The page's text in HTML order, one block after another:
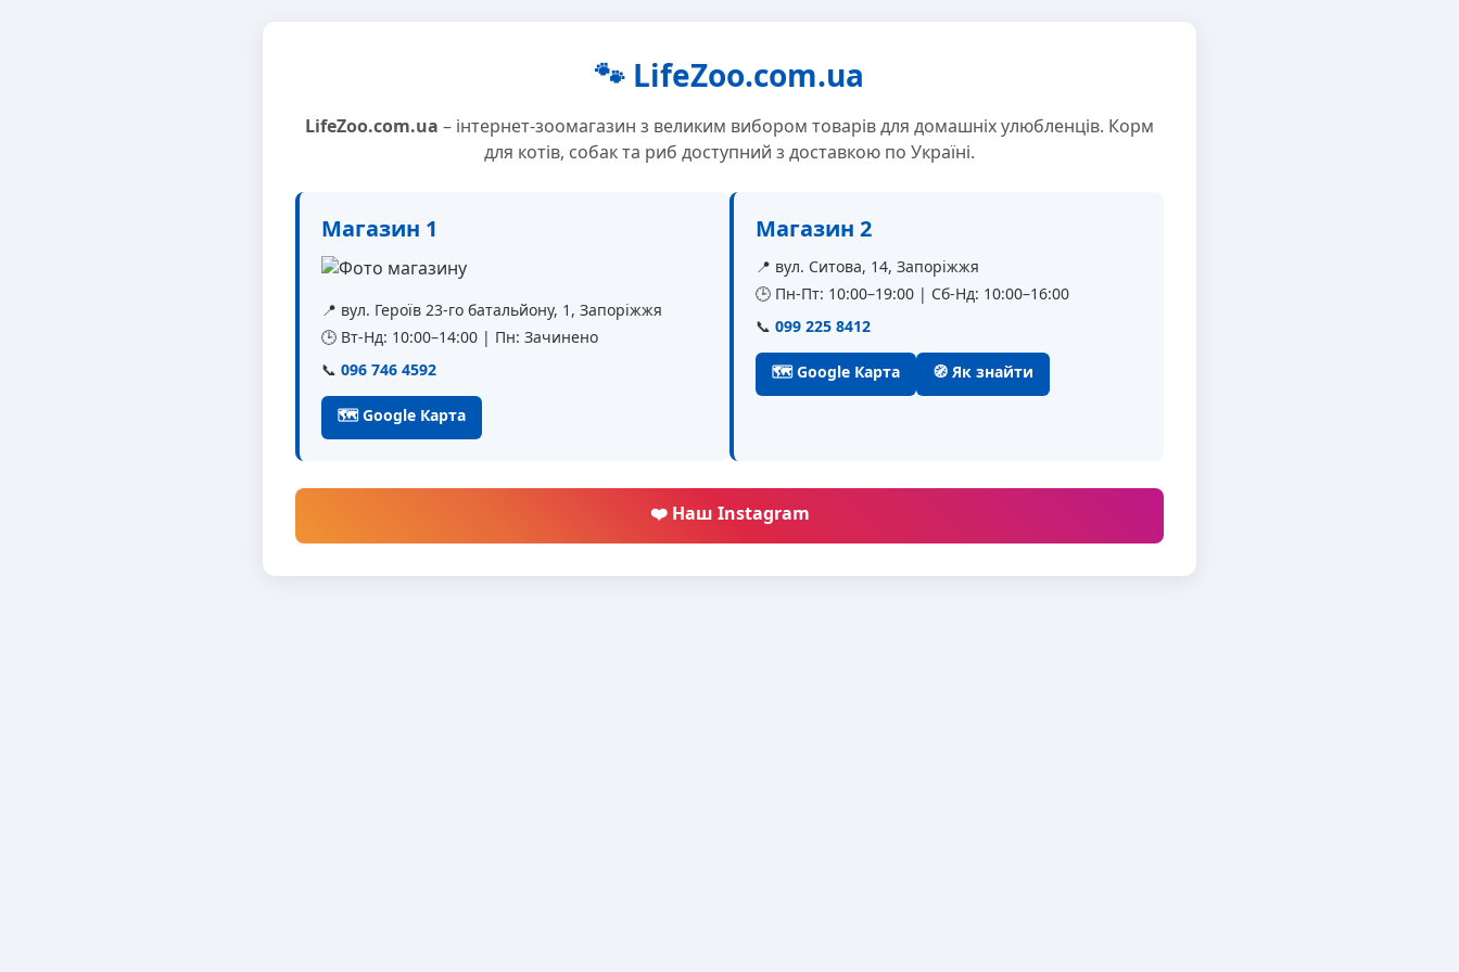
🐾 LifeZoo.com.ua
LifeZoo.com.ua – інтернет-зоомагазин з великим вибором товарів для домашніх улюбленців. Корм
для котів, собак та риб доступний з доставкою по Україні.
Магазин 1
📍 вул. Героїв 23-го батальйону, 1, Запоріжжя
🕒 Вт-Нд: 10:00–14:00 | Пн: Зачинено
📞 096 746 4592
🗺 Google Карта
Магазин 2
📍 вул. Ситова, 14, Запоріжжя
🕒 Пн-Пт: 10:00–19:00 | Сб-Нд: 10:00–16:00
📞 099 225 8412
🗺 Google Карта 🧭 Як знайти
❤️ Наш Instagram